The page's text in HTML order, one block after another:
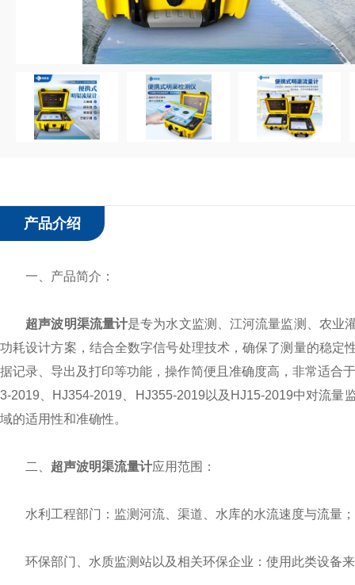
产品介绍
一、产品简介：
超声波明渠流量计是专为水文监测、江河流量监测、农业
功耗设计方案，结合全数字信号处理技术，确保了测量的稳
据记录、导出及打印等功能，操作简便且准确度高，非常适合
3-2019、HJ354-2019、HJ355-2019以及HJ15-2019中对流量
域的适用性和准确性。
二、 超声波明渠流量计应用范围：
水利工程部门：监测河流、渠道、水库的水流速度与流量；
环保部门、水质监测站以及相关环保企业：使用此类设备